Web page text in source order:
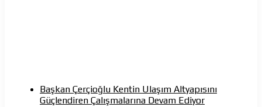
Başkan Çerçioğlu Kentin Ulaşım Altyapısını
Güçlendiren Çalışmalarına Devam Ediyor